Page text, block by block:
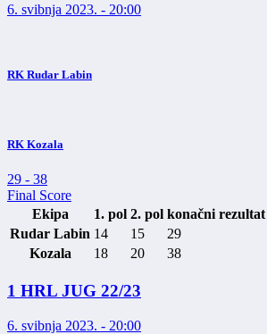
6. svibnja 2023. - 20:00
RK Rudar Labin
RK Kozala
29 - 38
Final Score
Ekipa
1. pol 2. pol konačni rezultat
Rudar Labin 14 15
29
Kozala
18 20 38
1 HRL JUG 22/23
6. svibnja 2023. - 20:00